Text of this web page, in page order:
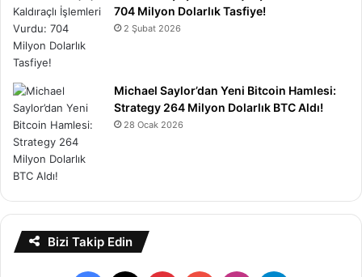
704 Milyon Dolarlık Tasfiye!
2 Şubat 2026
Michael Saylor’dan Yeni Bitcoin Hamlesi:
Strategy 264 Milyon Dolarlık BTC Aldı!
28 Ocak 2026
Bizi Takip Edin